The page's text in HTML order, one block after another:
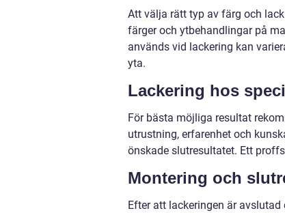
Att välja rätt typ av färg och
färger och ytbehandlingar på
används vid lackering kan
yta.
Lackering hos
För bästa möjliga resultat
utrustning, erfarenhet och
önskade slutresultatet. Ett
Montering och
Efter att lackeringen är